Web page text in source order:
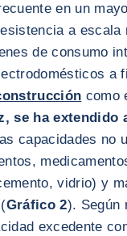
en un
a
de consumo
a
como
se ha
capacidades no
vidrio) y
Gráfico 2). Según
excedente